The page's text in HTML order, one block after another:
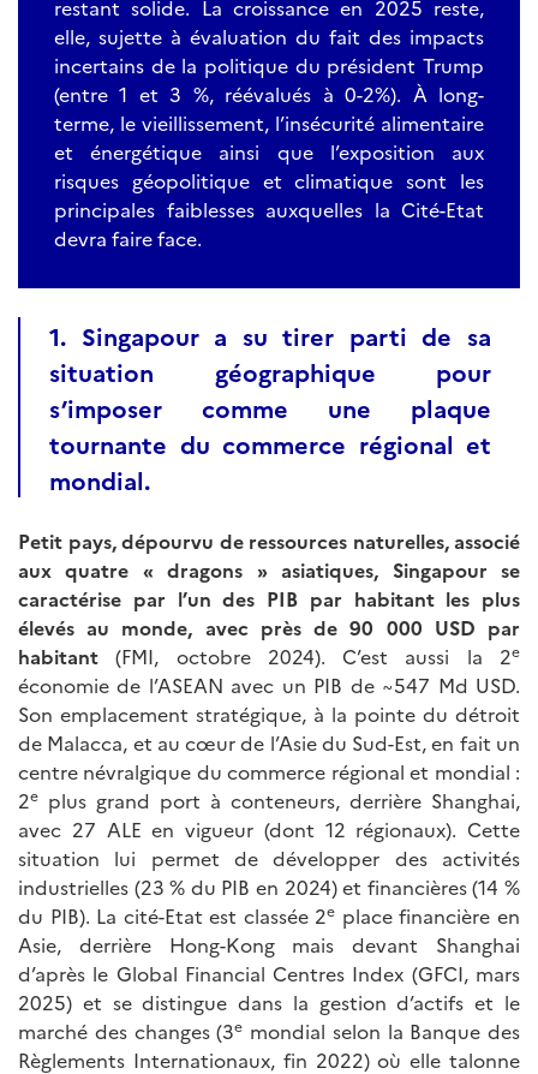
restant solide. La croissance en 2025 reste,
elle, sujette à évaluation du fait des impacts
incertains de la politique du président Trump
(entre 1 et 3 %, réévalués à 0-2%). À long-
terme, le vieillissement, l’insécurité alimentaire
et énergétique ainsi que l’exposition aux
risques géopolitique et climatique sont les
principales faiblesses auxquelles la Cité-Etat
devra faire face.
1. Singapour a su tirer parti de sa
situation géographique pour
s’imposer comme une plaque
tournante du commerce régional et
mondial.
Petit pays, dépourvu de ressources naturelles, associé
aux quatre « dragons » asiatiques, Singapour se
caractérise par l’un des PIB par habitant les plus
élevés au monde, avec près de 90 000 USD par
habitant (FMI, octobre 2024). C’est aussi la 2e
économie de l’ASEAN avec un PIB de ~547 Md USD.
Son emplacement stratégique, à la pointe du détroit
de Malacca, et au cœur de l’Asie du Sud-Est, en fait un
centre névralgique du commerce régional et mondial :
2e plus grand port à conteneurs, derrière Shanghai,
avec 27 ALE en vigueur (dont 12 régionaux). Cette
situation lui permet de développer des activités
industrielles (23 % du PIB en 2024) et financières (14 %
du PIB). La cité-Etat est classée 2e place financière en
Asie, derrière Hong-Kong mais devant Shanghai
d’après le Global Financial Centres Index (GFCI, mars
2025) et se distingue dans la gestion d’actifs et le
marché des changes (3e mondial selon la Banque des
Règlements Internationaux, fin 2022) où elle talonne